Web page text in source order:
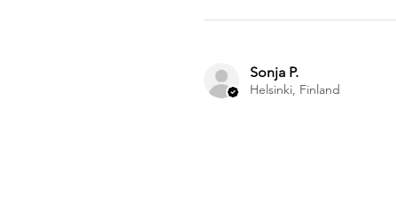
Sonja P.
Helsinki, Finland